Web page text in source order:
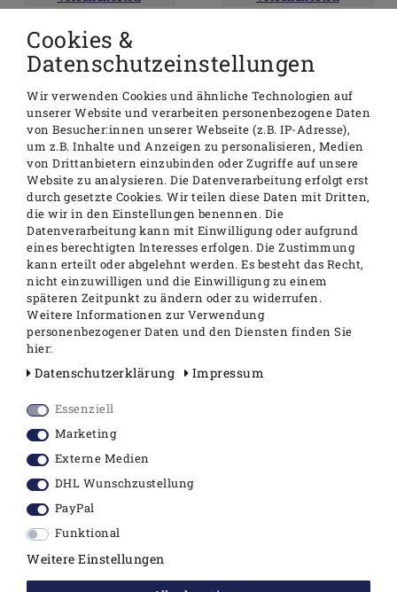
In den Warenkorb
TOP
Schallschutzset für
Wand - WC und Wand -
Bidet
7,90 €
inkl. ges. MwSt.zzgl.
Brausehalter
Duschhalter Halter für
Handbrause chrom
7,90 €
inkl. ges. MwSt.
Cookies &
Datenschutzeinstellungen
Wir verwenden Cookies und ähnliche Technologien auf
unserer Website und verarbeiten personenbezogene Daten
von Besucher:innen unserer Webseite (z.B. IP-Adresse),
um z.B. Inhalte und Anzeigen zu personalisieren, Medien
von Drittanbietern einzubinden oder Zugriffe auf unsere
Website zu analysieren. Die Datenverarbeitung erfolgt erst
durch gesetzte Cookies. Wir teilen diese Daten mit Dritten,
die wir in den Einstellungen benennen. Die
Datenverarbeitung kann mit Einwilligung oder aufgrund
eines berechtigten Interesses erfolgen. Die Zustimmung
kann erteilt oder abgelehnt werden. Es besteht das Recht,
nicht einzuwilligen und die Einwilligung zu einem
späteren Zeitpunkt zu ändern oder zu widerrufen.
Weitere Informationen zur Verwendung
personenbezogener Daten und den Diensten finden Sie
hier:
Daten­schutz­erklärung Impressum
Essenziell
Marketing
Externe Medien
DHL Wunschzustellung
PayPal
Funktional
Weitere Einstellungen